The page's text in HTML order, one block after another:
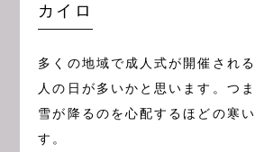
カイロ
多くの地域で成人式が開催され
人の日が多いかと思います。つ
雪が降るのを心配するほどの寒
す。